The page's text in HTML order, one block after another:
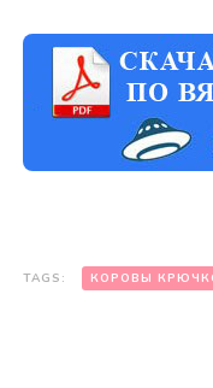
TAGS: КОРОВЫ